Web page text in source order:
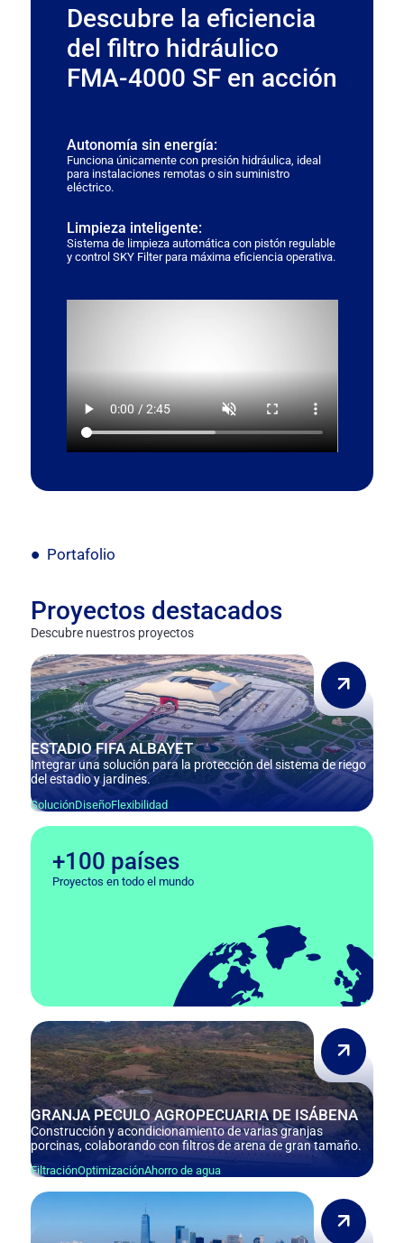
Descubre la eficiencia
del filtro hidráulico
FMA-4000 SF en acción
Autonomía sin energía:
Funciona únicamente con presión hidráulica, ideal
para instalaciones remotas o sin suministro
eléctrico.
Limpieza inteligente:
Sistema de limpieza automática con pistón regulable
y control SKY Filter para máxima eficiencia operativa.
Portafolio
Proyectos destacados
Descubre nuestros proyectos
ESTADIO FIFA ALBAYET
Integrar una solución para la protección del sistema de riego
del estadio y jardines.
SoluciónDiseñoFlexibilidad
+100 países
Proyectos en todo el mundo
GRANJA PECULO AGROPECUARIA DE ISÁBENA
Construcción y acondicionamiento de varias granjas
porcinas, colaborando con filtros de arena de gran tamaño.
FiltraciónOptimizaciónAhorro de agua